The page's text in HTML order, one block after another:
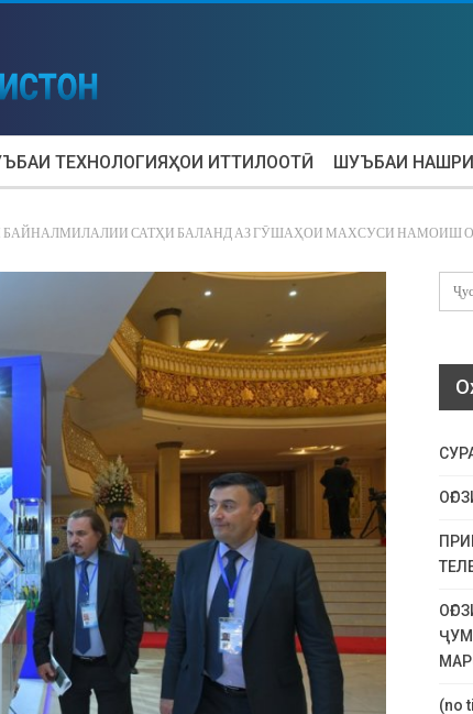
ТЕХНОЛОГИЯҲОИ ИТТИЛООТӢ ШУЪБАИ
САТҲИ БАЛАНД АЗ ГӮШАҲОИ МАХСУСИ НАМОИШ
(no